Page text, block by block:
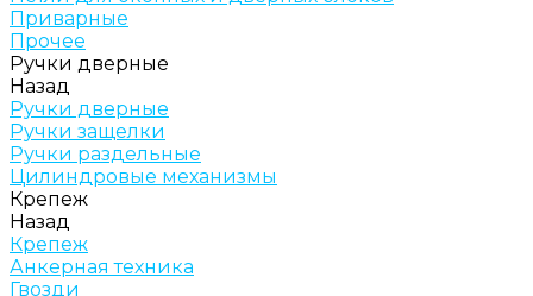
Приварные
Прочее
Ручки дверные
Назад
Ручки дверные
Ручки защелки
Ручки раздельные
Цилиндровые механизмы
Крепеж
Назад
Крепеж
Анкерная техника
Гвозди